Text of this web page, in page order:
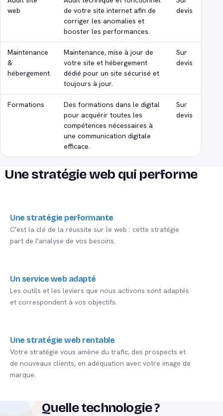
web
de votre site internet afin de
corriger les anomalies et
booster les performances.
devis
Maintenance
&
hébergement
Maintenance, mise à jour de
votre site et hébergement
dédié pour un site sécurisé et
toujours à jour.
Sur
devis
Formations
Des formations dans le digital
pour acquérir toutes les
compétences nécessaires à
une communication digitale
efficace.
Sur
devis
Une stratégie web qui performe
Une stratégie performante
C'est la clé de la réussite sur le web : cette stratégie
part de l'analyse de vos besoins.
Un service web adapté
Les outils et les leviers que nous activons sont adaptés
et correspondent à vos objectifs.
Une stratégie web rentable
Votre stratégie vous amène du trafic, des prospects et
de nouveaux clients, en adéquation avec votre image de
marque.
Quelle technologie ?